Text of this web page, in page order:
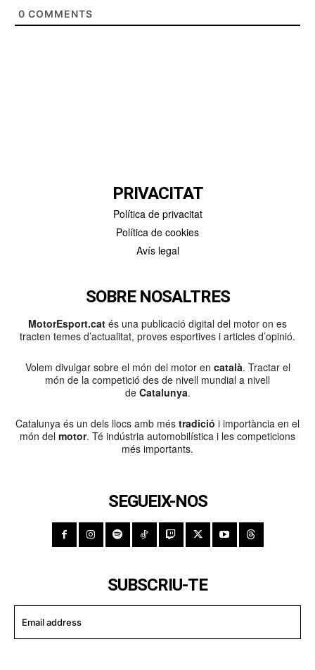
0 COMMENTS
PRIVACITAT
Política de privacitat
Política de cookies
Avís legal
SOBRE NOSALTRES
MotorEsport.cat és una publicació digital del motor on es
tracten temes d’actualitat, proves esportives i articles d’opinió.
Volem divulgar sobre el món del motor en català. Tractar el
món de la competició des de nivell mundial a nivell
de Catalunya.
Catalunya és un dels llocs amb més tradició i importància en el
món del motor. Té indústria automobilística i les competicions
més importants.
SEGUEIX-NOS
SUBSCRIU-TE